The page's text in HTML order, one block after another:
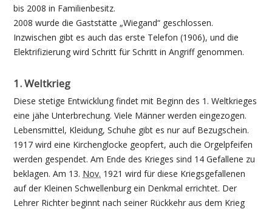
bis 2008 in Familienbesitz.
2008 wurde die Gaststätte „Wiegand“ geschlossen.
Inzwischen gibt es auch das erste Telefon (1906), und die
Elektrifizierung wird Schritt für Schritt in Angriff genommen.
1. Weltkrieg
Diese stetige Entwicklung findet mit Beginn des 1. Weltkrieges
eine jähe Unterbrechung. Viele Männer werden eingezogen.
Lebensmittel, Kleidung, Schuhe gibt es nur auf Bezugschein.
1917 wird eine Kirchenglocke geopfert, auch die Orgelpfeifen
werden gespendet. Am Ende des Krieges sind 14 Gefallene zu
beklagen. Am 13. Nov. 1921 wird für diese Kriegsgefallenen
auf der Kleinen Schwellenburg ein Denkmal errichtet. Der
Lehrer Richter beginnt nach seiner Rückkehr aus dem Krieg